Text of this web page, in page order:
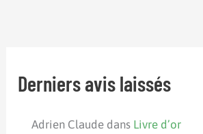
Derniers avis laissés
Adrien Claude dans Livre d’or